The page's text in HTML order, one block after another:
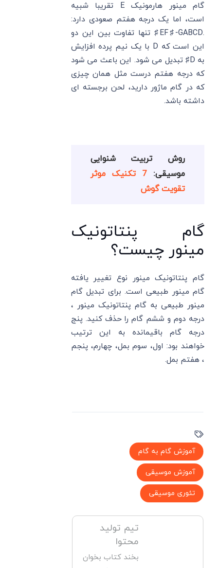
گام مینور هارمونیک E تقریبا شبیه
است، اما یک درجه هفتم صعودی دارد:
.EF♯-GABCD♯ تنها تفاوت بین این دو
این است که D با یک نیم پرده افزایش
به D♯ تبدیل می شود. این باعث می شود
که درجه هفتم درست مثل همان چیزی
که در گام ماژور دارید، لحن برجسته ای
داشته باشد.
روش تربیت شنوایی
موسیقی:
7 تکنیک موثر
تقویت گوش
گام پنتاتونیک
مینور چیست؟
گام پنتاتونیک مینور نوع تغییر یافته
گام مینور طبیعی است. برای تبدیل گام
مینور طبیعی به گام پنتاتونیک مینور ،
درجه دوم و ششم گام را حذف کنید. پنج
درجه گام باقیمانده به این ترتیب
خواهند بود: اول، سوم بمل، چهارم، پنجم
، هفتم بمل.
آموزش گام به گام
آموزش موسیقی
تئوری موسیقی
تیم تولید
محتوا
بخند کتاب بخوان